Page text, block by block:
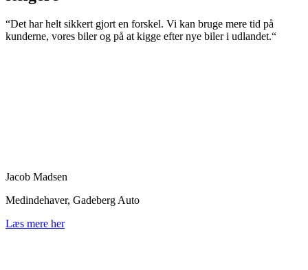
“Det har helt sikkert gjort en forskel. Vi kan bruge mere tid på
kunderne, vores biler og på at kigge efter nye biler i udlandet.“
Jacob Madsen
Medindehaver, Gadeberg Auto
Læs mere her